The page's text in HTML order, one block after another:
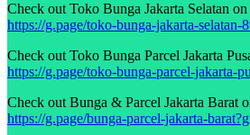
Check out Toko Bunga Jakarta Selatan
https://g.page/toko-bunga-jakarta-selatan-
Check out Toko Bunga Parcel Jakarta
https://g.page/toko-bunga-parcel-jakarta-
Check out Bunga & Parcel Jakarta Barat
https://g.page/bunga-parcel-jakarta-